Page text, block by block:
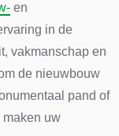
en
in de
vakmanschap en
de nieuwbouw
pand of
uw